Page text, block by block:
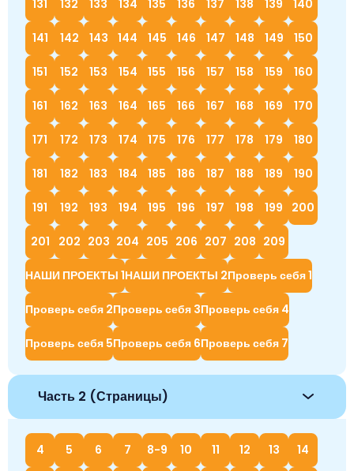
131 132 133 134 135 136 137 138 139 140
141 142 143 144 145 146 147 148 149 150
151 152 153 154 155 156 157 158 159 160
161 162 163 164 165 166 167 168 169 170
171 172 173 174 175 176 177 178 179 180
181 182 183 184 185 186 187 188 189 190
191 192 193 194 195 196 197 198 199 200
201 202 203 204 205 206 207 208 209
НАШИ ПРОЕКТЫ 1НАШИ ПРОЕКТЫ 2Проверь себя 1
Проверь себя 2Проверь себя 3Проверь себя 4
Проверь себя 5Проверь себя 6Проверь себя 7
Часть 2 (Страницы)
4 5 6 7 8-9 10 11 12 13 14